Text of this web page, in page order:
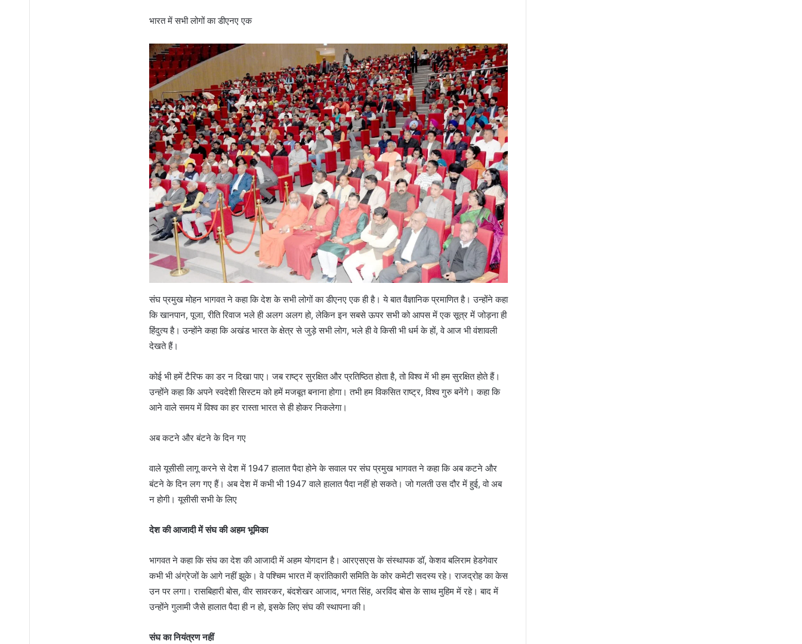
भारत में सभी लोगों का डीएनए एक
संघ प्रमुख मोहन भागवत ने कहा कि देश के सभी लोगों का डीएनए एक ही है। ये बात वैज्ञानिक प्रमाणित है। उन्होंने कहा
कि खानपान, पूजा, रीति रिवाज भले ही अलग अलग हो, लेकिन इन सबसे ऊपर सभी को आपस में एक सूत्र में जोड़ना ही
हिंदुत्य है। उन्होंने कहा कि अखंड भारत के क्षेत्र से जुड़े सभी लोग, भले ही वे किसी भी धर्म के हों, वे आज भी वंशावली
देखते हैं।
कोई भी हमें टैरिफ का डर न दिखा पाए। जब राष्ट्र सुरक्षित और प्रतिष्ठित होता है, तो विश्व में भी हम सुरक्षित होते हैं।
उन्होंने कहा कि अपने स्वदेशी सिस्टम को हमें मजबूत बनाना होगा। तभी हम विकसित राष्ट्र, विश्व गुरु बनेंगे। कहा कि
आने वाले समय में विश्व का हर रास्ता भारत से ही होकर निकलेगा।
अब कटने और बंटने के दिन गए
वाले यूसीसी लागू करने से देश में 1947 हालात पैदा होने के सवाल पर संघ प्रमुख भागवत ने कहा कि अब कटने और
बंटने के दिन लग गए हैं। अब देश में कभी भी 1947 वाले हालात पैदा नहीं हो सकते। जो गलती उस दौर में हुई, वो अब
न होगी। यूसीसी सभी के लिए
देश की आजादी में संघ की अहम भूमिका
भागवत ने कहा कि संघ का देश की आजादी में अहम योगदान है। आरएसएस के संस्थापक डॉ, केशव बलिराम हेडगेवार
कभी भी अंग्रेजों के आगे नहीं झुके। वे पश्चिम भारत में क्रांतिकारी समिति के कोर कमेटी सदस्य रहे। राजद्रोह का केस
उन पर लगा। रासबिहारी बोस, वीर सावरकर, बंदशेखर आजाद, भगत सिंह, अरविंद बोस के साथ मुहिम में रहे। बाद में
उन्होंने गुलामी जैसे हालात पैदा ही न हो, इसके लिए संघ की स्थापना की।
संघ का नियंत्रण नहीं